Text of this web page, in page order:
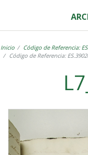
Inicio
Código de Referencia:
Código de Referencia: